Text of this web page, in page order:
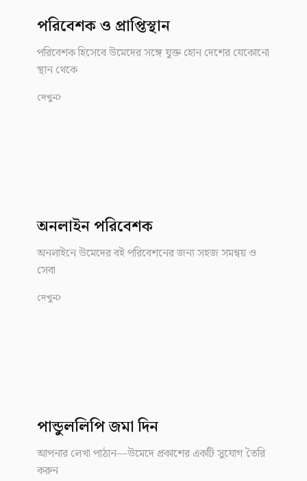
পরিবেশক ও প্রাপ্তিস্থান
পরিবেশক হিসেবে উমেদের সঙ্গে যুক্ত হোন দেশের যেকোনো
স্থান থেকে
দেখুন
অনলাইন পরিবেশক
অনলাইনে উমেদের বই পরিবেশনের জন্য সহজ সমন্বয় ও
সেবা
দেখুন
পান্ডুললিপি জমা দিন
আপনার লেখা পাঠান—উমেদে প্রকাশের একটি সুযোগ তৈরি
করুন